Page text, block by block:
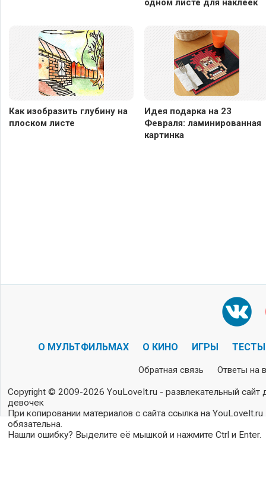
Как изобразить глубину на
плоском листе
Идея подарка на 23
Февраля: ламинированная
картинка
О МУЛЬТФИЛЬМАХ О КИНО ИГРЫ ТЕСТЫ
Обратная связь Ответы на
Copyright © 2009-2026 YouLoveIt.ru - развлекательный сайт
девочек
При копировании материалов с сайта ссылка на YouLoveIt.ru
обязательна.
Нашли ошибку? Выделите её мышкой и нажмите Ctrl и Enter.